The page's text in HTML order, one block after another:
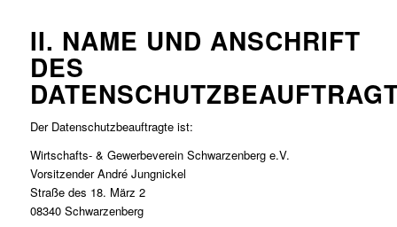
II. NAME UND ANSCHRIFT
DES
Der Datenschutzbeauftragte ist:
Wirtschafts- & Gewerbeverein Schwarzenberg e.V.
Vorsitzender André Jungnickel
Straße des 18. März 2
08340 Schwarzenberg